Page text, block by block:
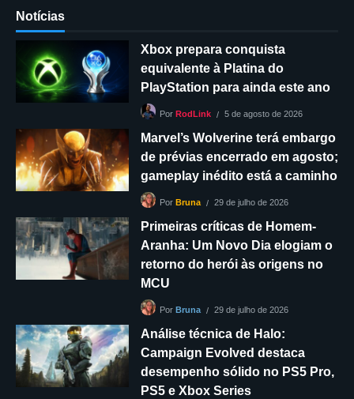
Notícias
Xbox prepara conquista
equivalente à Platina do
PlayStation para ainda este ano
Por RodLink 5 de agosto de 2026
Marvel’s Wolverine terá embargo
de prévias encerrado em agosto;
gameplay inédito está a caminho
Por Bruna 29 de julho de 2026
Primeiras críticas de Homem-
Aranha: Um Novo Dia elogiam o
retorno do herói às origens no
MCU
Por Bruna 29 de julho de 2026
Análise técnica de Halo:
Campaign Evolved destaca
desempenho sólido no PS5 Pro,
PS5 e Xbox Series